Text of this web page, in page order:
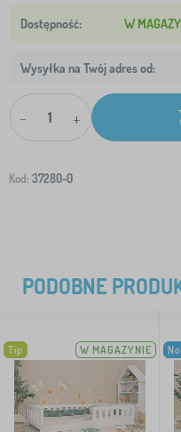
W
Wysyłka na Twój adres od:
- +
Kod: 37280-0
PODOBNE
Tip W MAGAZYNIE